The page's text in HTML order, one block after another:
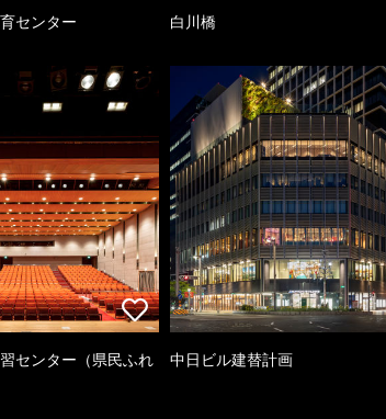
センター 白川橋
センター（県民ふれ
中日ビル建替計画